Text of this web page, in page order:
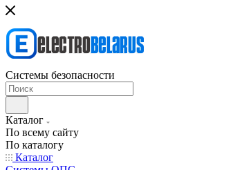
Системы безопасности
Каталог
По всему сайту
По каталогу
Каталог